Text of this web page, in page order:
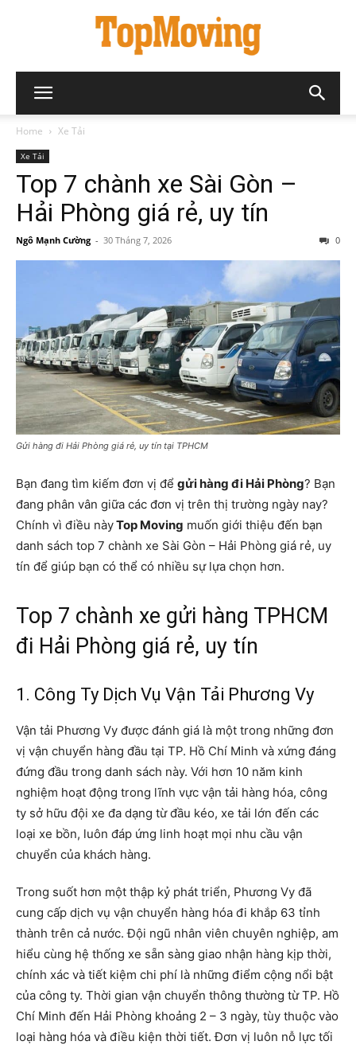
Home Xe Tải
Xe Tải
Top 7 chành xe Sài Gòn –
Hải Phòng giá rẻ, uy tín
Ngô Mạnh Cường - 30 Tháng 7, 2026 0
Gửi hàng đi Hải Phòng giá rẻ, uy tín tại TPHCM
Bạn đang tìm kiếm đơn vị để gửi hàng đi Hải Phòng? Bạn
đang phân vân giữa các đơn vị trên thị trường ngày nay?
Chính vì điều nàyTop Moving muốn giới thiệu đến bạn
danh sách top 7 chành xe Sài Gòn – Hải Phòng giá rẻ, uy
tín để giúp bạn có thể có nhiều sự lựa chọn hơn.
Top 7 chành xe gửi hàng TPHCM
đi Hải Phòng giá rẻ, uy tín
1. Công Ty Dịch Vụ Vận Tải Phương Vy
Vận tải Phương Vy được đánh giá là một trong những đơn
vị vận chuyển hàng đầu tại TP. Hồ Chí Minh và xứng đáng
đứng đầu trong danh sách này. Với hơn 10 năm kinh
nghiệm hoạt động trong lĩnh vực vận tải hàng hóa, công
ty sở hữu đội xe đa dạng từ đầu kéo, xe tải lớn đến các
loại xe bồn, luôn đáp ứng linh hoạt mọi nhu cầu vận
chuyển của khách hàng.
Trong suốt hơn một thập kỷ phát triển, Phương Vy đã
cung cấp dịch vụ vận chuyển hàng hóa đi khắp 63 tỉnh
thành trên cả nước. Đội ngũ nhân viên chuyên nghiệp, am
hiểu cùng hệ thống xe sẵn sàng giao nhận hàng kịp thời,
chính xác và tiết kiệm chi phí là những điểm cộng nổi bật
của công ty. Thời gian vận chuyển thông thường từ TP. Hồ
Chí Minh đến Hải Phòng khoảng 2 – 3 ngày, tùy thuộc vào
loại hàng hóa và điều kiện thời tiết. Đơn vị luôn nỗ lực tối